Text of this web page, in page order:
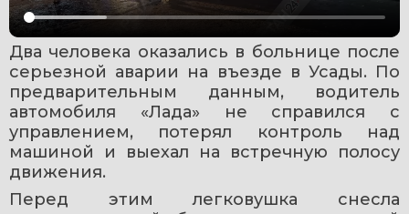
Два человека оказались в больнице после
серьезной аварии на въезде в Усады. По
предварительным данным, водитель
автомобиля «Лада» не справился с
управлением, потерял контроль над
машиной и выехал на встречную полосу
движения.
Перед этим легковушка снесла